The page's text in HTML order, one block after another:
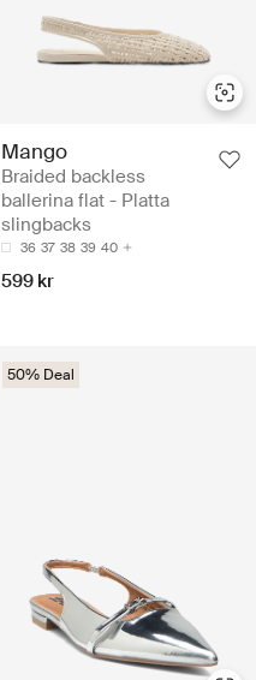
Mango
Braided backless
ballerina flat - Platta
slingbacks
36 37 38 39 40
599 kr
50% Deal